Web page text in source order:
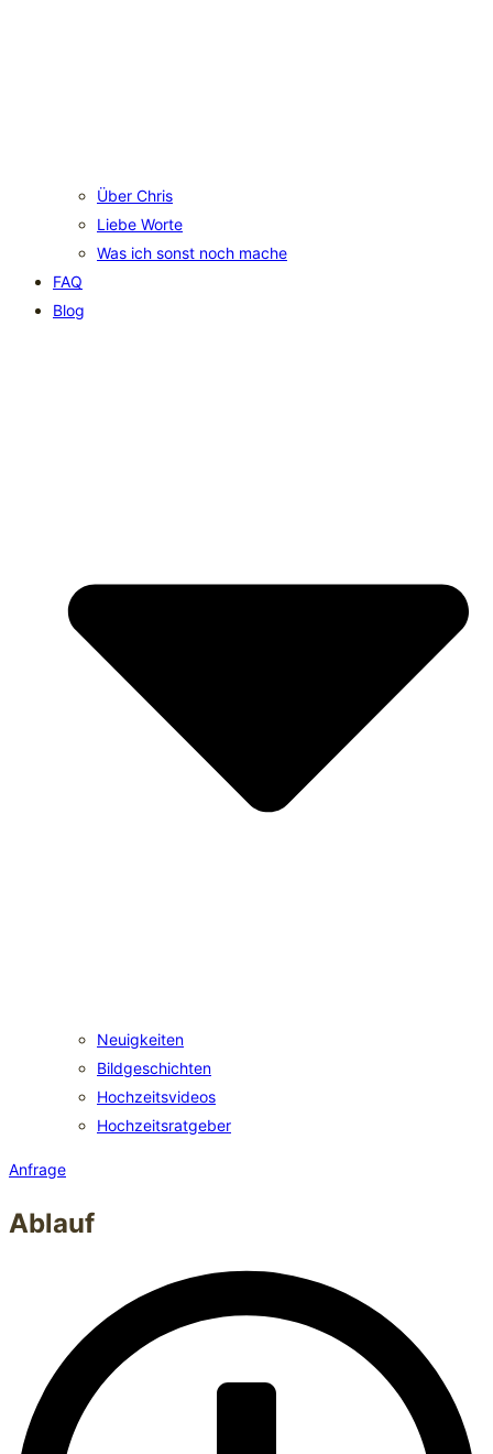
Über Chris
Liebe Worte
Was ich sonst noch mache
FAQ
Blog
Neuigkeiten
Bildgeschichten
Hochzeitsvideos
Hochzeitsratgeber
Anfrage
Ablauf